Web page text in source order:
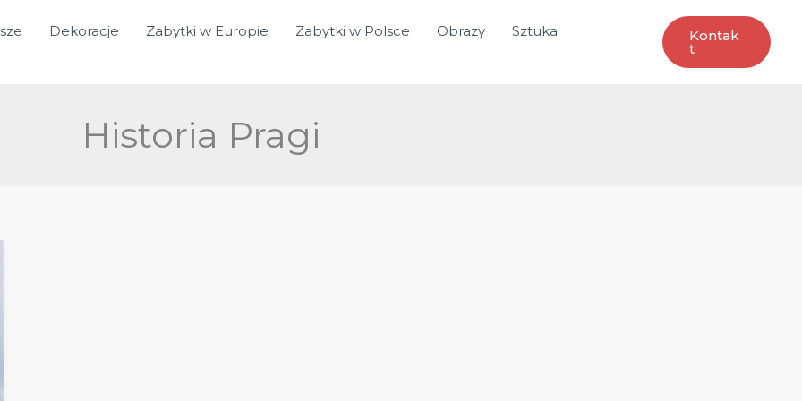
Dekoracje Zabytki w Europie Zabytki w Polsce Obrazy
Sztuka
Kontak
T
Historia Pragi